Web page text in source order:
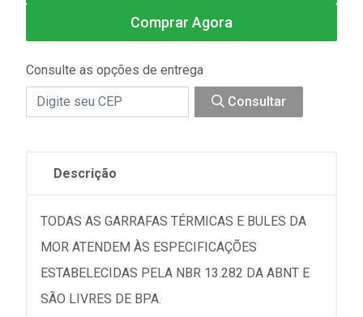
Comprar Agora
Consulte as opções de entrega
Consultar
Descrição
TODAS AS GARRAFAS TÉRMICAS E BULES DA
MOR ATENDEM ÀS ESPECIFICAÇÕES
ESTABELECIDAS PELA NBR 13.282 DA ABNT E
SÃO LIVRES DE BPA.